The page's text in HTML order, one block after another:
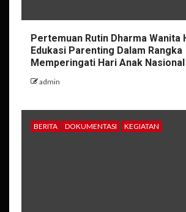
Pertemuan Rutin Dharma Wanita
Edukasi Parenting Dalam Rangka
Memperingati Hari Anak Nasional
admin
BERITA DOKUMENTASI KEGIATAN